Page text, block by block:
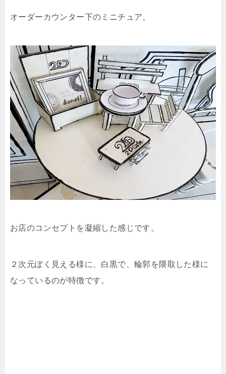
オーダーカウンター下のミニチュア。
お店のコンセプトを凝縮した感じです。
２次元ぽく見える様に、白黒で、輪郭を隈取した様に
なっているのが特徴です。